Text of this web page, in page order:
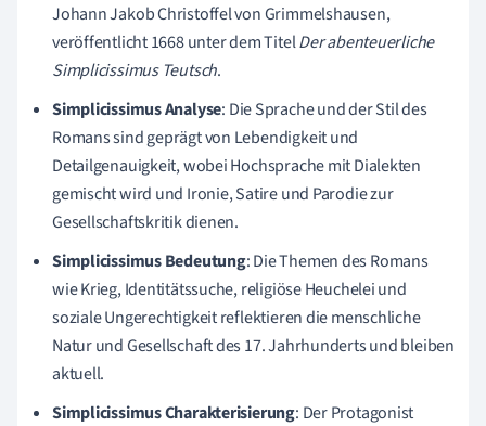
Johann Jakob Christoffel von Grimmelshausen,
veröffentlicht 1668 unter dem TitelDer abenteuerliche
Simplicissimus Teutsch.
Simplicissimus Analyse: Die Sprache und der Stil des
Romans sind geprägt von Lebendigkeit und
Detailgenauigkeit, wobei Hochsprache mit Dialekten
gemischt wird und Ironie, Satire und Parodie zur
Gesellschaftskritik dienen.
Simplicissimus Bedeutung: Die Themen des Romans
wie Krieg, Identitätssuche, religiöse Heuchelei und
soziale Ungerechtigkeit reflektieren die menschliche
Natur und Gesellschaft des 17. Jahrhunderts und bleiben
aktuell.
Simplicissimus Charakterisierung: Der Protagonist